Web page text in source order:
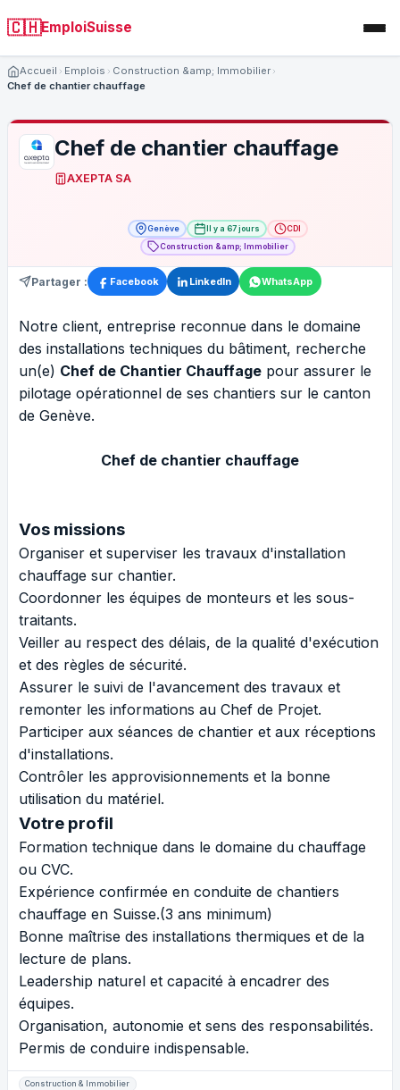
🇨🇭EmploiSuisse
Accueil Emplois
Construction &amp; Immobilier
Chef de chantier chauffage
Chef de chantier chauffage
AXEPTA SA
Genève Il y a 67 jours
CDI
Construction &amp; Immobilier
Partager : Facebook LinkedIn WhatsApp
Notre client, entreprise reconnue dans le domaine
des installations techniques du bâtiment, recherche
un(e) Chef de Chantier Chauffage pour assurer le
pilotage opérationnel de ses chantiers sur le canton
de Genève.
Chef de chantier chauffage
Vos missions
Organiser et superviser les travaux d'installation
chauffage sur chantier.
Coordonner les équipes de monteurs et les sous-
traitants.
Veiller au respect des délais, de la qualité d'exécution
et des règles de sécurité.
Assurer le suivi de l'avancement des travaux et
remonter les informations au Chef de Projet.
Participer aux séances de chantier et aux réceptions
d'installations.
Contrôler les approvisionnements et la bonne
utilisation du matériel.
Votre profil
Formation technique dans le domaine du chauffage
ou CVC.
Expérience confirmée en conduite de chantiers
chauffage en Suisse.(3 ans minimum)
Bonne maîtrise des installations thermiques et de la
lecture de plans.
Leadership naturel et capacité à encadrer des
équipes.
Organisation, autonomie et sens des responsabilités.
Permis de conduire indispensable.
Construction & Immobilier